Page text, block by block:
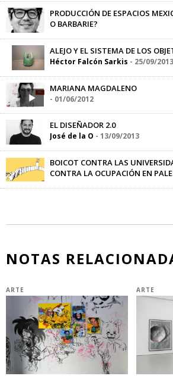
PRODUCCIÓN DE ESPACIOS
O BARBARIE?
ALEJO Y EL SISTEMA DE LOS
Héctor Falcón Sarkis - 25/09/2013
MARIANA MAGDALENO
- 01/06/2012
EL DISEÑADOR 2.0
José de la O - 13/09/2013
BOICOT CONTRA LAS
CONTRA LA OCUPACIÓN EN
NOTAS
ARTE ARTE